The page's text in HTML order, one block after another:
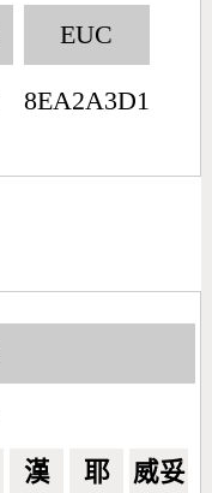
EUC
8EA2A3D1
漢 耶 威妥